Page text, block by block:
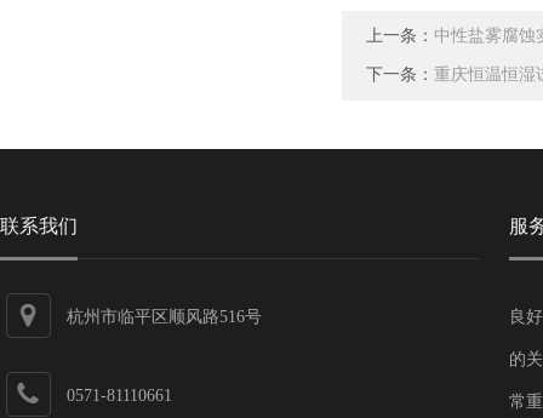
上一条： 中性盐雾腐蚀
下一条： 重庆恒温恒湿
联系我们
杭州市临平区顺风路516号
0571-81110661
服
良
的
常